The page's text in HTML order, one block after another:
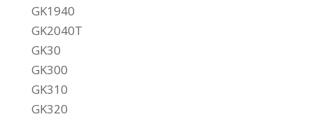
GK1940
GK2040T
GK30
GK300
GK310
GK320